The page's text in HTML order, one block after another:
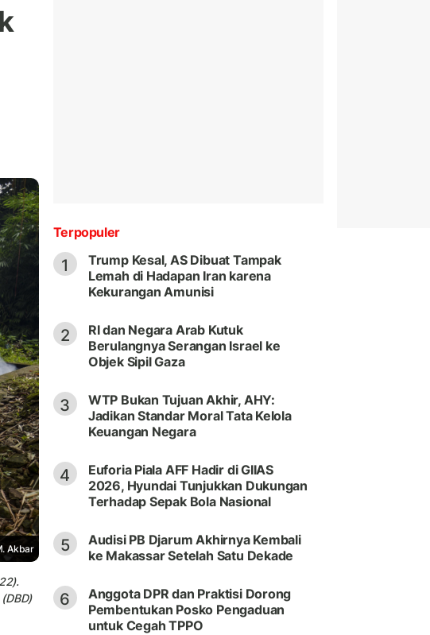
Akbar
Terpopuler
1
Trump Kesal, AS Dibuat Tampak
Lemah di Hadapan Iran karena
Kekurangan Amunisi
2
RI dan Negara Arab Kutuk
Berulangnya Serangan Israel ke
Objek Sipil Gaza
3
WTP Bukan Tujuan Akhir, AHY:
Jadikan Standar Moral Tata Kelola
Keuangan Negara
4
Euforia Piala AFF Hadir di GIIAS
2026, Hyundai Tunjukkan Dukungan
Terhadap Sepak Bola Nasional
5
Audisi PB Djarum Akhirnya Kembali
ke Makassar Setelah Satu Dekade
6
Anggota DPR dan Praktisi Dorong
Pembentukan Posko Pengaduan
untuk Cegah TPPO